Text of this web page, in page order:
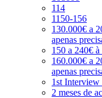
114
1150-156
130.000€ a
apenas
150 a 240€ à
160.000€ a
apenas
1st
2 meses de